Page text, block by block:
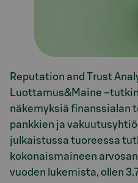
Reputation and Trust
Luottamus&Maine
näkemyksiä finanssialan
pankkien ja
julkaistussa tuoreessa
kokonaismaineen
vuoden lukemista, ollen